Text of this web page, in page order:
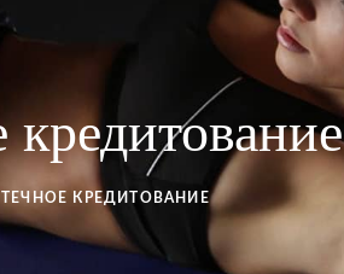
КРЕДИТОВАНИЕ